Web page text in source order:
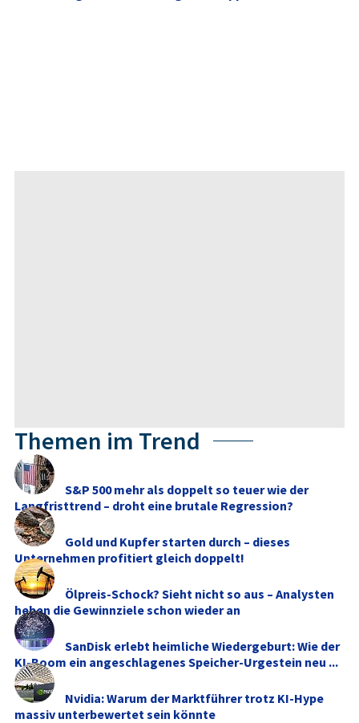
Themen im Trend
S&P 500 mehr als doppelt so teuer wie der
Langfristtrend – droht eine brutale Regression?
Gold und Kupfer starten durch – dieses
Unternehmen profitiert gleich doppelt!
Ölpreis-Schock? Sieht nicht so aus – Analysten
heben die Gewinnziele schon wieder an
SanDisk erlebt heimliche Wiedergeburt: Wie der
KI-Boom ein angeschlagenes Speicher-Urgestein neu ...
Nvidia: Warum der Marktführer trotz KI-Hype
massiv unterbewertet sein könnte